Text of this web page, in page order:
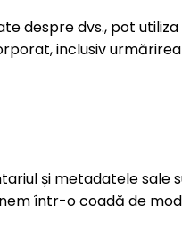
despre dvs., pot
inclusiv
și metadatele
într-o coadă de